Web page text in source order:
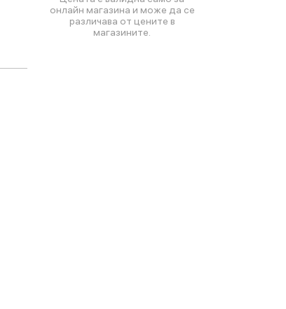
онлайн магазина и може да се
различава от цените в
магазините.